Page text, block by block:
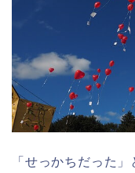
「せっかちだった